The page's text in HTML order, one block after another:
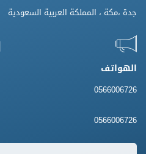
جدة ،مكة ، المملكة العربية السعودية
الهواتف
0566006726
0566006726